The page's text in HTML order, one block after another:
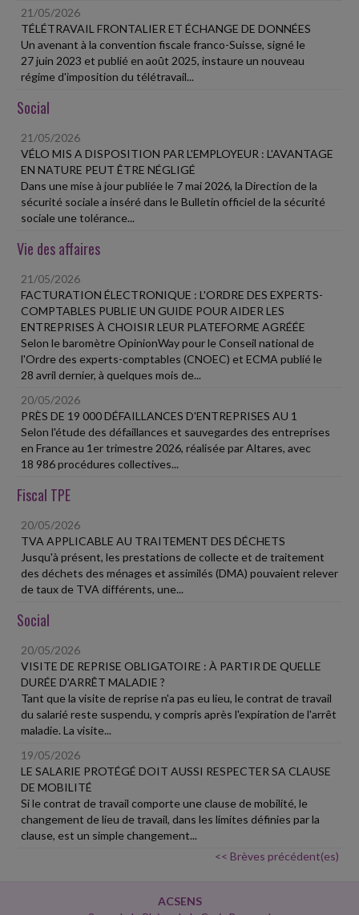
21/05/2026
TÉLÉTRAVAIL FRONTALIER ET ÉCHANGE DE DONNÉES
Un avenant à la convention fiscale franco-Suisse, signé le
27 juin 2023 et publié en août 2025, instaure un nouveau
régime d'imposition du télétravail...
Social
21/05/2026
VÉLO MIS A DISPOSITION PAR L'EMPLOYEUR : L'AVANTAGE
EN NATURE PEUT ÊTRE NÉGLIGÉ
Dans une mise à jour publiée le 7 mai 2026, la Direction de la
sécurité sociale a inséré dans le Bulletin officiel de la sécurité
sociale une tolérance...
Vie des affaires
21/05/2026
FACTURATION ÉLECTRONIQUE : L'ORDRE DES EXPERTS-
COMPTABLES PUBLIE UN GUIDE POUR AIDER LES
ENTREPRISES À CHOISIR LEUR PLATEFORME AGRÉÉE
Selon le baromètre OpinionWay pour le Conseil national de
l'Ordre des experts-comptables (CNOEC) et ECMA publié le
28 avril dernier, à quelques mois de...
20/05/2026
PRÈS DE 19 000 DÉFAILLANCES D'ENTREPRISES AU 1
Selon l'étude des défaillances et sauvegardes des entreprises
en France au 1er trimestre 2026, réalisée par Altares, avec
18 986 procédures collectives...
Fiscal TPE
20/05/2026
TVA APPLICABLE AU TRAITEMENT DES DÉCHETS
Jusqu'à présent, les prestations de collecte et de traitement
des déchets des ménages et assimilés (DMA) pouvaient relever
de taux de TVA différents, une...
Social
20/05/2026
VISITE DE REPRISE OBLIGATOIRE : À PARTIR DE QUELLE
DURÉE D'ARRÊT MALADIE ?
Tant que la visite de reprise n'a pas eu lieu, le contrat de travail
du salarié reste suspendu, y compris après l'expiration de l'arrêt
maladie. La visite...
19/05/2026
LE SALARIE PROTÉGÉ DOIT AUSSI RESPECTER SA CLAUSE
DE MOBILITÉ
Si le contrat de travail comporte une clause de mobilité, le
changement de lieu de travail, dans les limites définies par la
clause, est un simple changement...
<< Brèves précédent(es)
ACSENS